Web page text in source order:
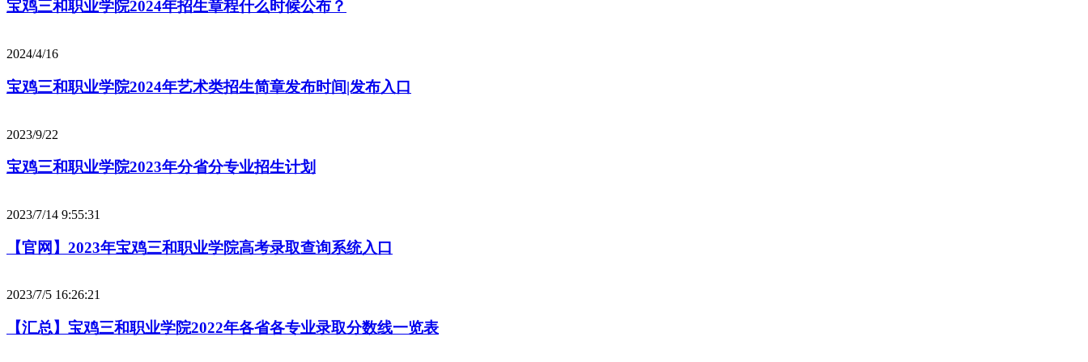
宝鸡三和职业学院2024年招生章程什么时候公布？
2024/4/16
宝鸡三和职业学院2024年艺术类招生简章发布时间|发布入口
2023/9/22
宝鸡三和职业学院2023年分省分专业招生计划
2023/7/14 9:55:31
【官网】2023年宝鸡三和职业学院高考录取查询系统入口
2023/7/5 16:26:21
【汇总】宝鸡三和职业学院2022年各省各专业录取分数线一览表